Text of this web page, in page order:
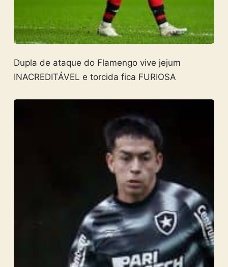
Dupla de ataque do Flamengo vive jejum
INACREDITÁVEL e torcida fica FURIOSA